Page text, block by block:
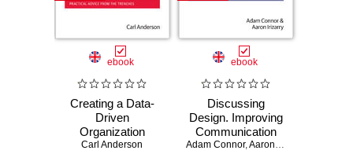
ebook
Creating a Data-
Driven
Organization
Carl Anderson
ebook
Discussing
Design. Improving
Communication
and Collaboration
Adam Connor,Aaron Irizarry